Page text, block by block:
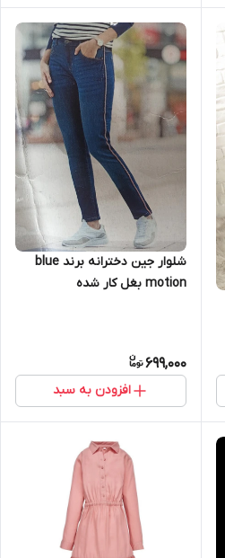
شلوار جین دخترانه برند blue
motion بغل کار شده
699,000
افزودن به سبد